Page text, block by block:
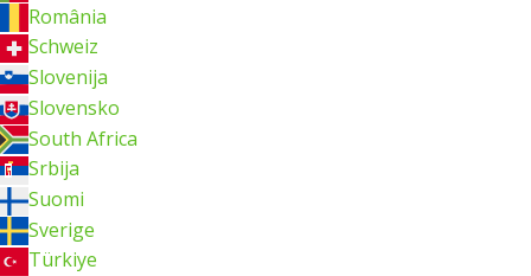
România
Schweiz
Slovenija
Slovensko
South Africa
Srbija
Suomi
Sverige
Türkiye